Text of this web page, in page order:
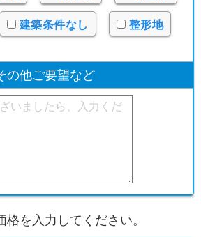
建築条件なし 整形地
の他ご要望など
格を入力してください。